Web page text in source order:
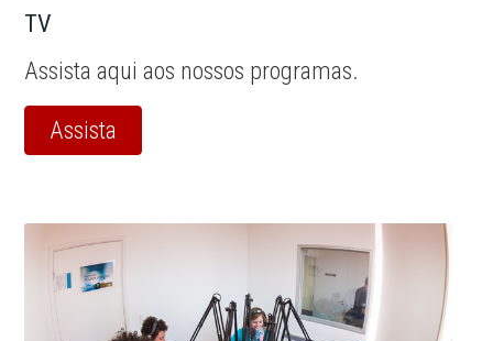
TV
Assista aqui aos nossos programas.
Assista